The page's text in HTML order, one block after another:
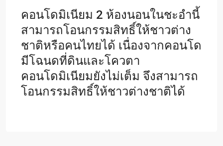
คอนโดมิเนียม 2 ห้องนอนในชะอำนี้
สามารถโอนกรรมสิทธิ์ให้ชาวต่าง
ชาติหรือคนไทยได้ เนื่องจากคอนโด
มีโฉนดที่ดินและโควตา
คอนโดมิเนียมยังไม่เต็ม จึงสามารถ
โอนกรรมสิทธิ์ให้ชาวต่างชาติได้